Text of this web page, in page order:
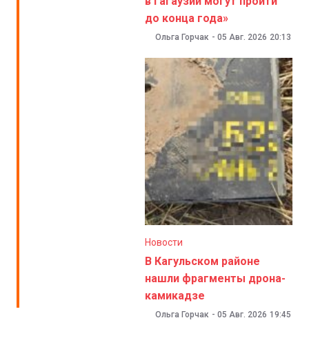
до конца года»
Ольга Горчак - 05 Авг. 2026 20:13
Новости
В Кагульском районе
нашли фрагменты дрона-
камикадзе
Ольга Горчак - 05 Авг. 2026 19:45